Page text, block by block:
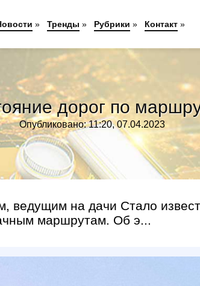
дорог по
Опубликовано: 11:20, 07.04.2023
ведущим на дачи Стало
маршрутам. Об э...
» Тренды » Рубрики » Контакт»